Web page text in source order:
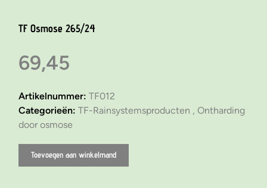
TF Osmose 265/24
69,45
Artikelnummer: TF012
Categorieën: TF-Rainsystemsproducten , Ontharding
door osmose
Toevoegen aan winkelmand